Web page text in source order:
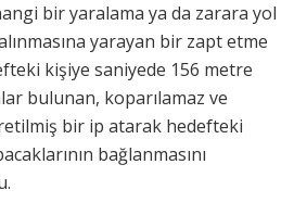
bir yaralama ya da zarara yol
yarayan bir zapt etme
kişiye saniyede 156 metre
bulunan, koparılamaz ve
bir ip atarak hedefteki
bağlanmasını